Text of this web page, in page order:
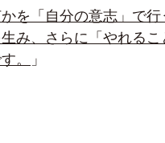
を「自分の意志」で行
み、さらに「やれるこ
。
」